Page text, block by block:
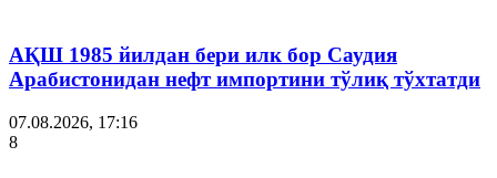
АҚШ 1985 йилдан бери илк бор Саудия
Арабистонидан нефт импортини тўлиқ тўхтатди
07.08.2026, 17:16
8